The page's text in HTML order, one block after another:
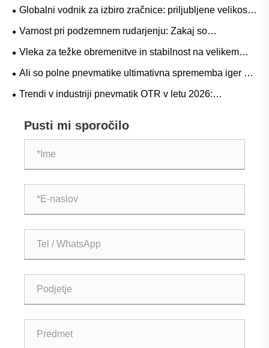
težke delovne tokove?
Globalni vodnik za izbiro zračnice: priljubljene velikosti
in aplikacije na podlagi scenarijev za naravno ali butilno
Varnost pri podzemnem rudarjenju: Zakaj so
pnevmatike serije L-5S ključne za odpravo dragih
Vleka za težke obremenitve in stabilnost na velikem
prehodu: Trendi povpraševanja po gumijastih
Ali so polne pnevmatike ultimativna sprememba iger za
težke operacije?
Trendi v industriji pnevmatik OTR v letu 2026:
Pusti mi sporočilo